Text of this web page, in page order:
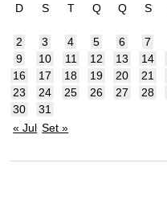
D S T Q Q S
2
3 4 5 6 7
9
10 11 12 13 14
16
17 18 19 20 21
23
24 25 26 27 28
30
31
« Jul Set »